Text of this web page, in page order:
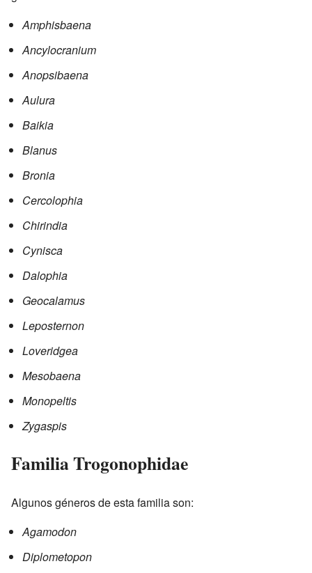
Amphisbaena
Ancylocranium
Anopsibaena
Aulura
Baikia
Blanus
Bronia
Cercolophia
Chirindia
Cynisca
Dalophia
Geocalamus
Leposternon
Loveridgea
Mesobaena
Monopeltis
Zygaspis
Familia Trogonophidae
Algunos géneros de esta familia son:
Agamodon
Diplometopon